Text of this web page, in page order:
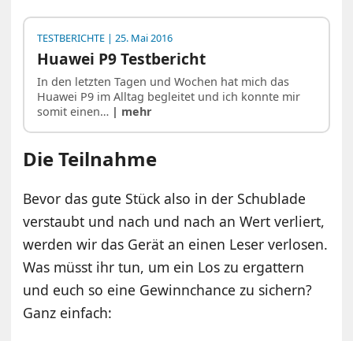
TESTBERICHTE | 25. Mai 2016
Huawei P9 Testbericht
In den letzten Tagen und Wochen hat mich das
Huawei P9 im Alltag begleitet und ich konnte mir
somit einen… | mehr
Die Teilnahme
Bevor das gute Stück also in der Schublade
verstaubt und nach und nach an Wert verliert,
werden wir das Gerät an einen Leser verlosen.
Was müsst ihr tun, um ein Los zu ergattern
und euch so eine Gewinnchance zu sichern?
Ganz einfach: